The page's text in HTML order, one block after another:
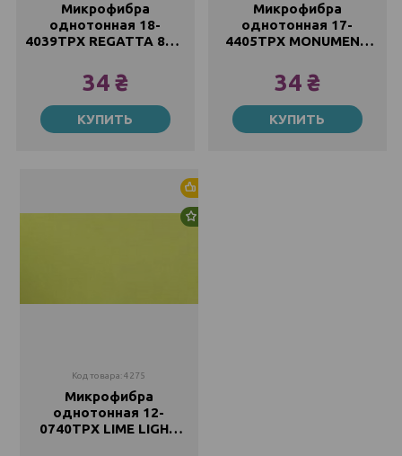
Микрофибра
однотонная 18-
4039TPX REGATTA 85г/
34 ₴
Метр
34 ₴ КУПИТЬ
Микрофибра
однотонная 17-
4405TPX MONUMENT
34 ₴
Метр
34 ₴ КУПИТЬ
Код товара: 4275
Микрофибра
однотонная 12-
0740TPX LIME LIGHT